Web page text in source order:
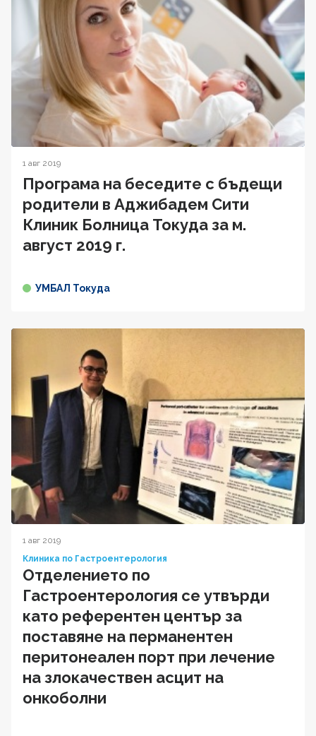
1 авг 2019
Програма на беседите с бъдещи
родители в Аджибадем Сити
Клиник Болница Токуда за м.
август 2019 г.
УМБАЛ Токуда
1 авг 2019
Клиника по Гастроентерология
Отделението по
Гастроентерология се утвърди
като референтен център за
поставяне на перманентен
перитонеален порт при лечение
на злокачествен асцит на
онкоболни